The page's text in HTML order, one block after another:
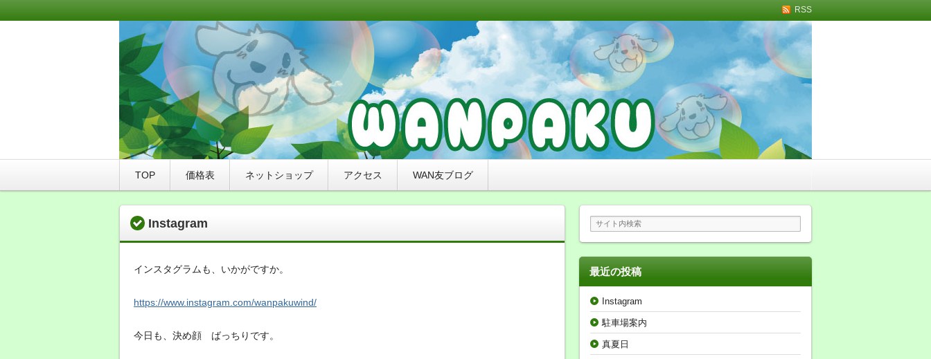
RSS
WAN友ブログ（ご来店感謝ブログ）〜札幌市豊平区の犬トリミング・無添加おや
つ店WANPAKU（わんぱく）
このサイトは、札幌市豊平区にあるトリミングと無添加おやつ、ナチュラルドッグフードのお店
WANPAKU（わんぱく）にご来店されたわんちゃんをご紹介していくブログです。
TOP 価格表 ネットショップ アクセス WAN友ブログ
Instagram
インスタグラムも、いかがですか。
https://www.instagram.com/wanpakuwind/
今日も、決め顔 ばっちりです。
最近の投稿
Instagram
駐車場案内
真夏日